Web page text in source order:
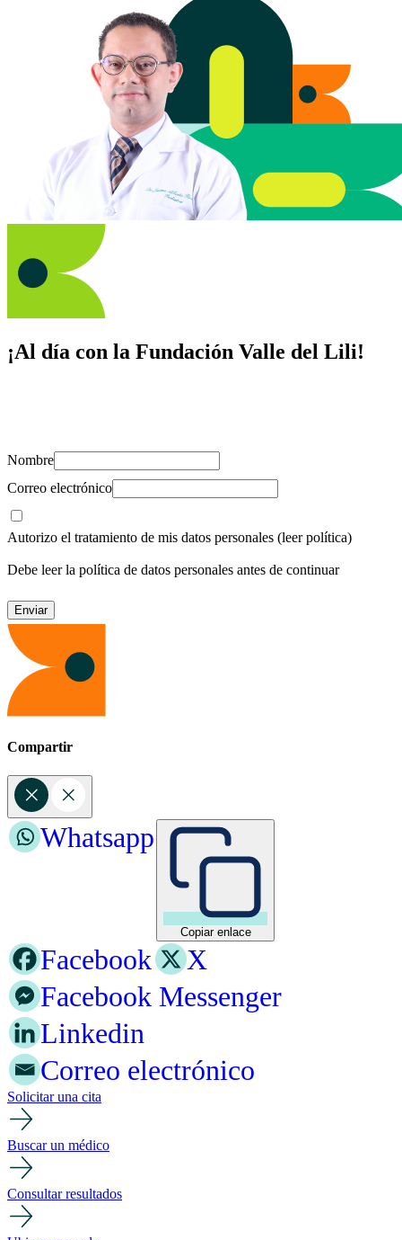
¡Al día con la Fundación Valle del Lili!
Nombre
Correo electrónico
Autorizo el tratamiento de mis datos personales (leer política)
Debe leer la política de datos personales antes de continuar
Compartir
Copiar enlace
Whatsapp
Facebook
X
Facebook Messenger
Linkedin
Correo electrónico
Solicitar una cita
Buscar un médico
Consultar resultados